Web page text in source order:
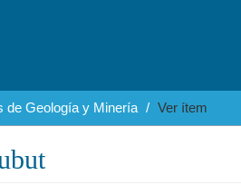
de Geología y Minería Ver ítem